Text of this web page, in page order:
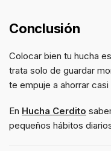
Conclusión
Colocar bien tu hucha
trata solo de guardar
te empuje a ahorrar
En Hucha Cerdito
pequeños hábitos